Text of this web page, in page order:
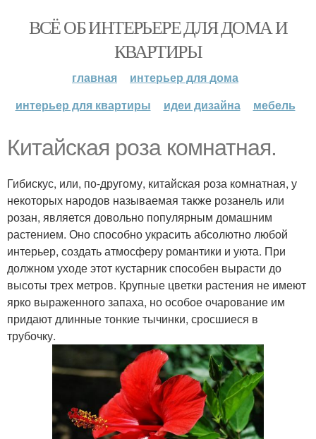
ВСЁ ОБ ИНТЕРЬЕРЕ ДЛЯ ДОМА И
КВАРТИРЫ
главная
интерьер для дома
интерьер для квартиры
идеи дизайна мебель
Китайская роза комнатная.
Гибискус, или, по-другому, китайская роза комнатная, у
некоторых народов называемая также розанель или
розан, является довольно популярным домашним
растением. Оно способно украсить абсолютно любой
интерьер, создать атмосферу романтики и уюта. При
должном уходе этот кустарник способен вырасти до
высоты трех метров. Крупные цветки растения не имеют
ярко выраженного запаха, но особое очарование им
придают длинные тонкие тычинки, сросшиеся в
трубочку.